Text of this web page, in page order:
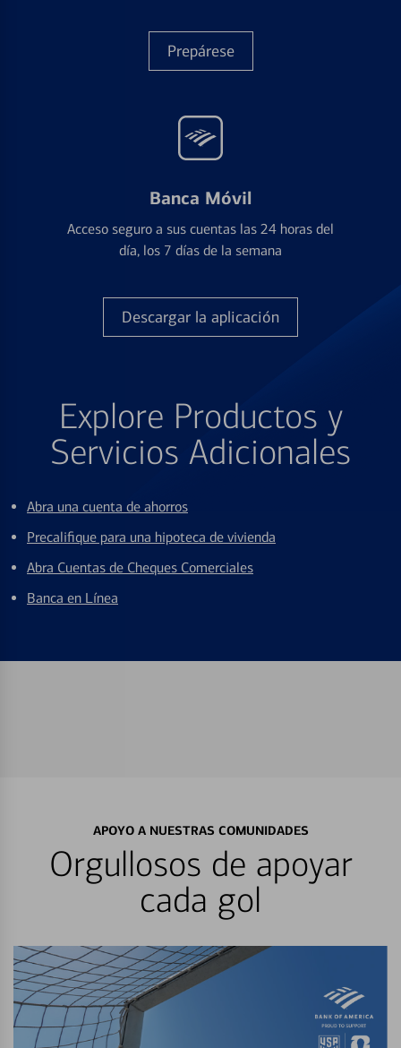
Prepárese
Banca Móvil
Acceso seguro a sus cuentas las 24 horas del
día, los 7 días de la semana
Descargar la aplicación
Explore Productos y
Servicios Adicionales
Abra una cuenta de ahorros
Precalifique para una hipoteca de vivienda
Abra Cuentas de Cheques Comerciales
Banca en Línea
APOYO A NUESTRAS COMUNIDADES
Orgullosos de apoyar
cada gol